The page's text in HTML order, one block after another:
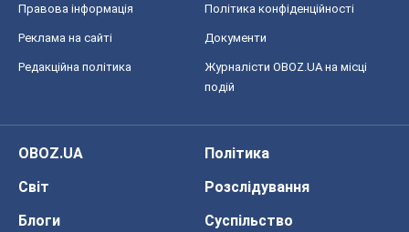
Правова інформація Політика конфіденційності
Реклама на сайті Документи
Редакційна політика
Журналісти OBOZ.UA на місці
подій
OBOZ.UA
Політика
Світ
Розслідування
Блоги
Суспільство